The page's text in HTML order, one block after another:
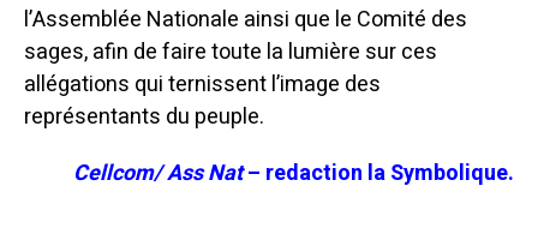
l’Assemblée Nationale ainsi que le Comité des
sages, afin de faire toute la lumière sur ces
allégations qui ternissent l’image des
représentants du peuple.
Cellcom/ Ass Nat– redaction la Symbolique.